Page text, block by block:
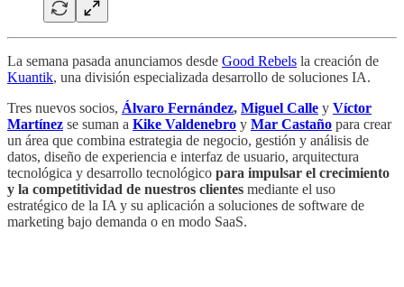
La semana pasada anunciamos desde Good Rebels la creación de
Kuantik, una división especializada desarrollo de soluciones IA.
Tres nuevos socios, Álvaro Fernández, Miguel Calle y Víctor
Martínez se suman a Kike Valdenebro y Mar Castaño para crear
un área que combina estrategia de negocio, gestión y análisis de
datos, diseño de experiencia e interfaz de usuario, arquitectura
tecnológica y desarrollo tecnológico para impulsar el crecimiento
y la competitividad de nuestros clientes mediante el uso
estratégico de la IA y su aplicación a soluciones de software de
marketing bajo demanda o en modo SaaS.